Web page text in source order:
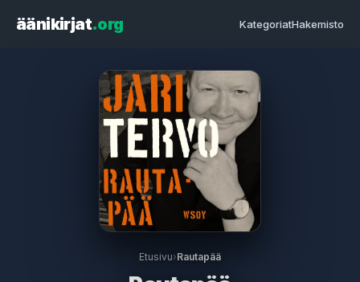
äänikirjat.org KategoriatHakemisto
Etusivu›Rautapää